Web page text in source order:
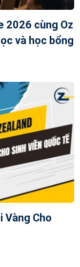
2026 cùng Oz
và học bổng
Vàng Cho